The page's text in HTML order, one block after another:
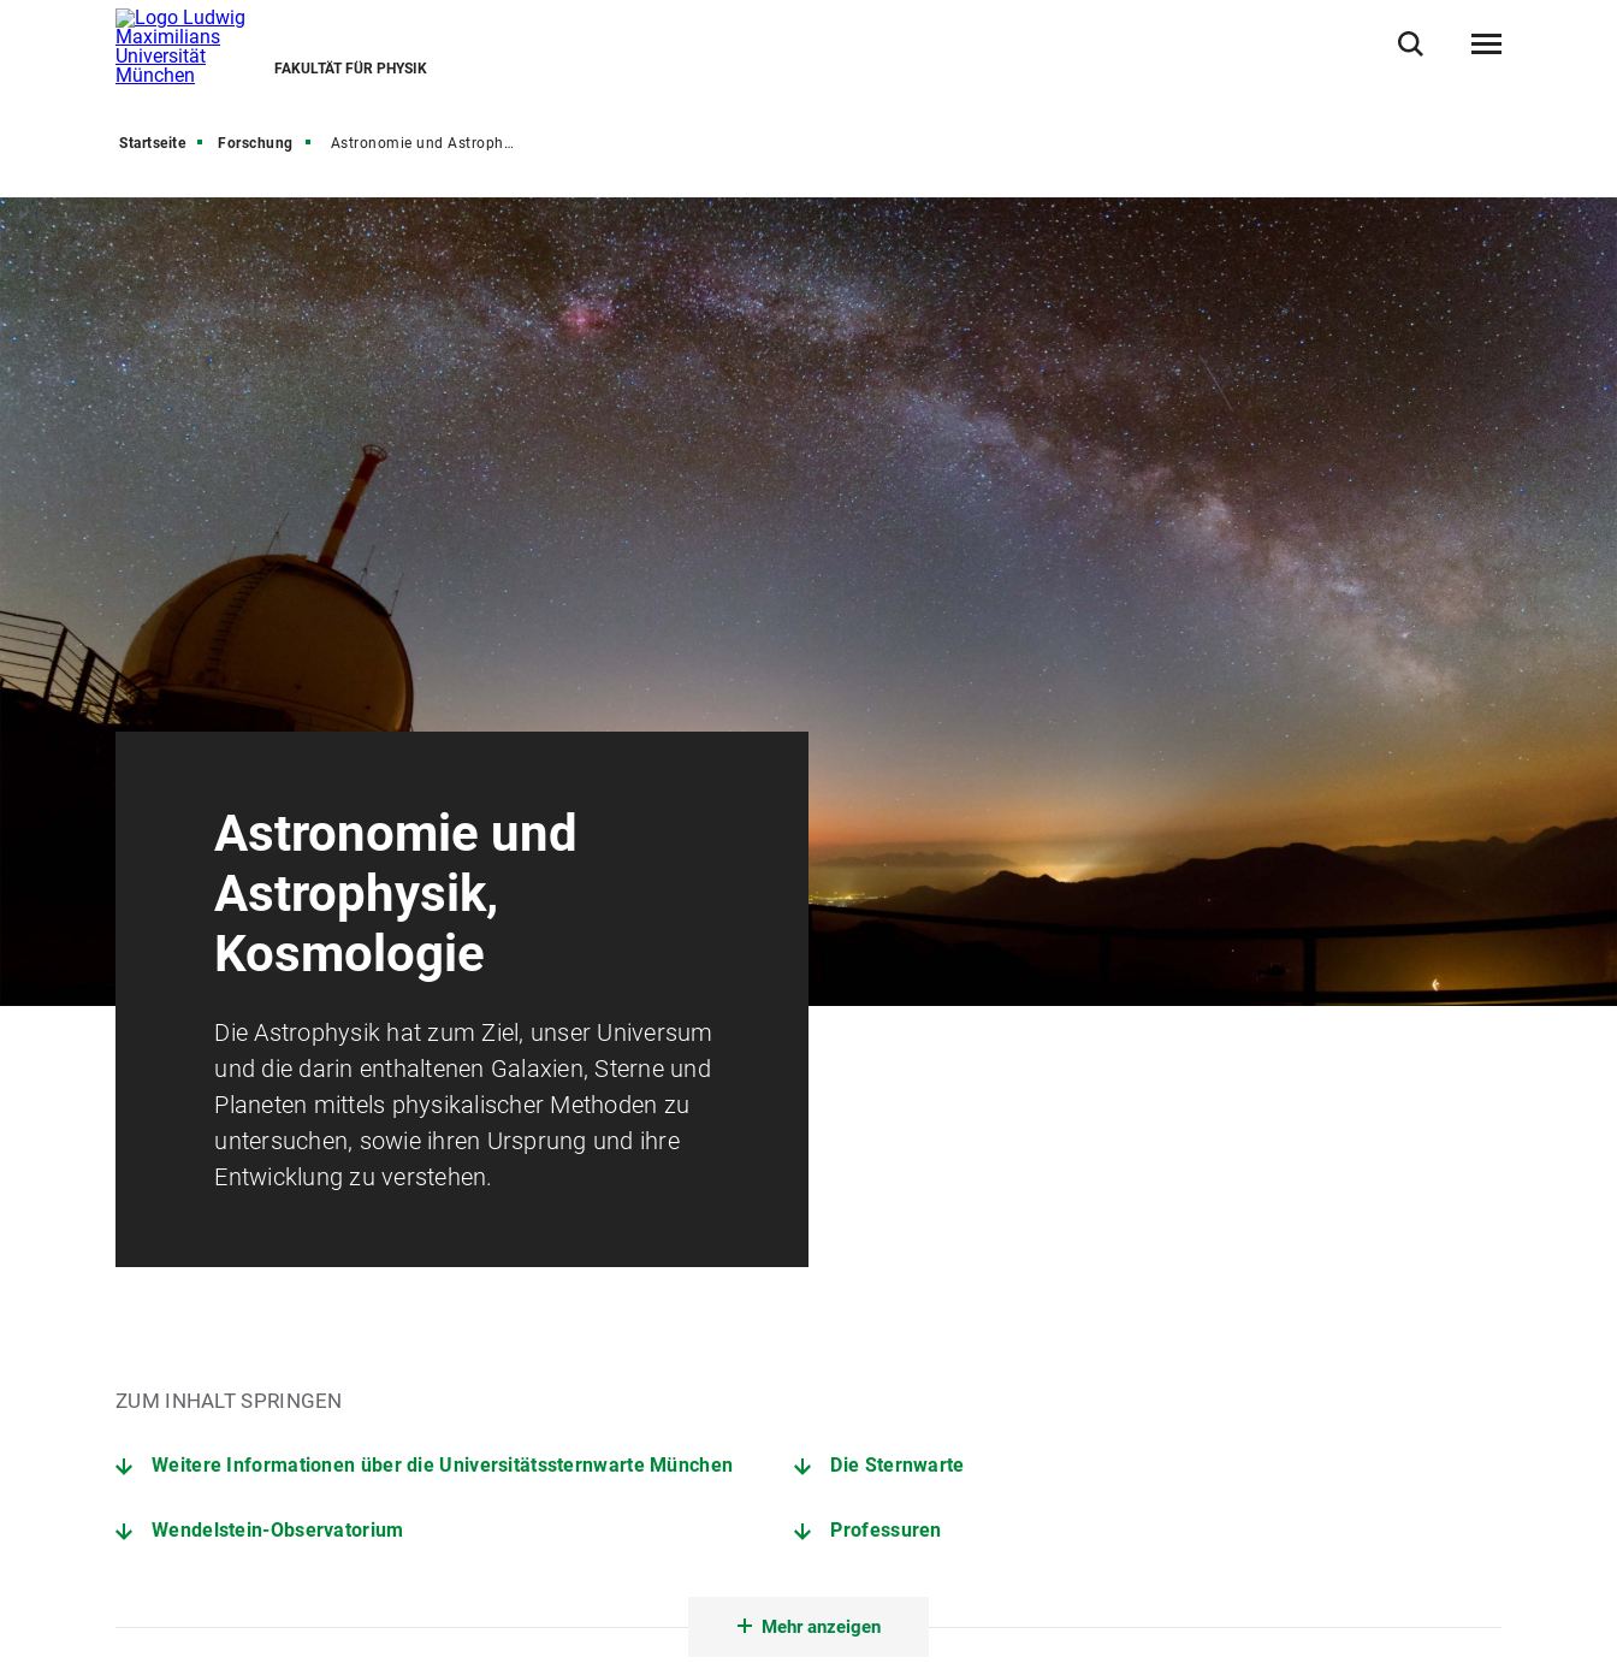
FAKULTÄT FÜR PHYSIK
Startseite Forschung Astronomie und Astrophysik, Kosmologie
Astronomie und
Astrophysik,
Kosmologie
Die Astrophysik hat zum Ziel, unser Universum
und die darin enthaltenen Galaxien, Sterne und
Planeten mittels physikalischer Methoden zu
untersuchen, sowie ihren Ursprung und ihre
Entwicklung zu verstehen.
ZUM INHALT SPRINGEN
Weitere Informationen über die Universitätssternwarte München Die Sternwarte
Wendelstein-Observatorium Professuren
Mehr anzeigen